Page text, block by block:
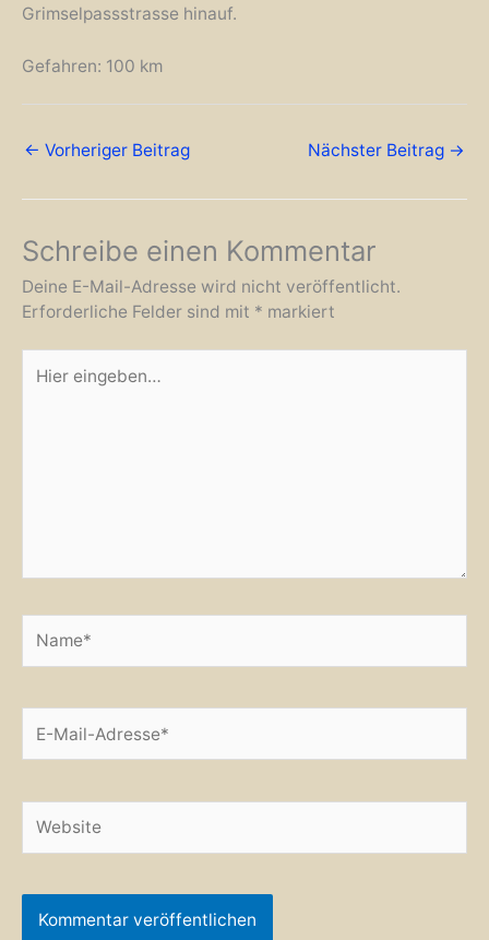
Grimselpassstrasse hinauf.
Gefahren: 100 km
← Vorheriger Beitrag Nächster Beitrag →
Schreibe einen Kommentar
Deine E-Mail-Adresse wird nicht veröffentlicht.
Erforderliche Felder sind mit * markiert
eingeben…
Mail-